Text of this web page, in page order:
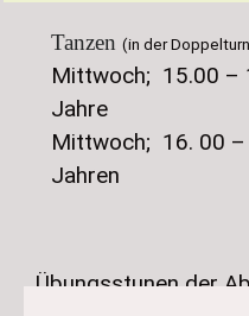
Tanzen (in der
Mittwoch; 15.00 –
Jahre
Mittwoch; 16. 00 –
Jahren
Übungsstunen der